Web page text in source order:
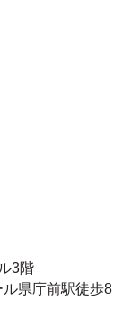
3階
県庁前駅徒歩8